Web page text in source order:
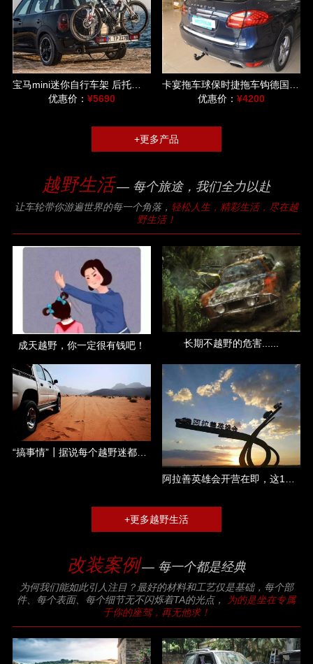
宝马mini迷你自行车架 后托式单车架德国爱德乐速达DL车架
优惠价： ¥5690
卡宴拖车球保时捷拖车钩德国威斯法利westfalia后托球自行车架
优惠价：¥4200
+更多产品
越野生活— 每个旅途，我们全力以赴
让车轮带你游遍世界的每一个角落， 轻松人生，精彩生活，尽在越
野生活！
成天越野，你一定很有钱吧！ 长期不越野的危害......
“搞事情”┃据说每个越野迷都是一个称职的吃货......
+更多越野生活
改装案例— 每一个都是经典
为何我们能如此引人注目？最好的材料和工艺仅是基础，每个部
件、每个表面、每个细节无不闪烁着TA的光点，
为的是坐在专属
于你的座驾，再无他求！